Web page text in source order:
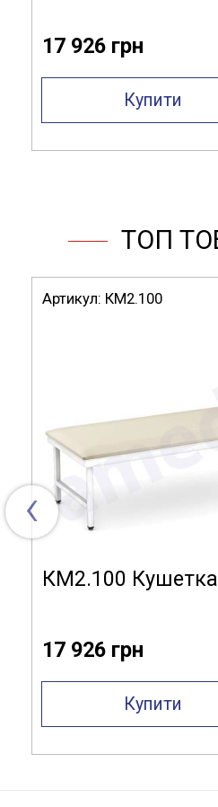
17 926 грн
Купити
ТОП
‹
Артикул: КМ2.100
КМ2.100
17 926 грн
Купити